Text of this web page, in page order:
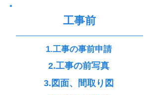
​工事前
1.工事の事前申請​
2.工事の前写真
3.図面、間取り図